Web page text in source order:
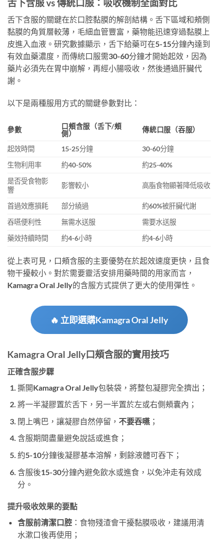
舌下含服 vs 傳統口服：吸收機制全面對比
舌下含服的關鍵在於口腔黏膜的解剖結構。舌下區域和頰側
黏膜的角質層較薄，毛細血管豐富，藥物能迅速穿過黏膜上
皮進入血液。研究數據顯示，舌下給藥可在5-15分鐘內達到
有效血藥濃度，而傳統口服需30-60分鐘才開始起效，因為
藥片必須先在胃中崩解，再經小腸吸收，然後通過肝臟代
謝。
以下是兩種服用方式的關鍵參數對比：
參數
口頰含服（舌下/頰
側）
傳統口服（吞服）
起效時間 15-25分鐘
30-60分鐘
生物利用率
約40-50%
約25-40%
是否受食物影
響
影響較小 高脂食物顯著降低吸收
首過效應損耗 部分繞過
約60%被肝臟代謝
吞嚥便利性
無需水送服
需要水送服
藥效持續時間
約4-6小時 約4-6小時
從上表可見，口頰含服的主要優勢在於起效速度更快，且食
物干擾較小。對於需要靈活安排用藥時間的用家而言，
Kamagra Oral Jelly的含服方式提供了更大的使用彈性。
🔥 立即選購Kamagra Oral Jelly
Kamagra Oral Jelly口頰含服的實用技巧
正確含服步驟
撕開Kamagra Oral Jelly包裝袋，將整包凝膠完全擠出；
將一半凝膠置於舌下，另一半置於左或右側頰囊內；
閉上嘴巴，讓凝膠自然停留， 不要吞嚥；
含服期間盡量避免說話或進食；
約5-10分鐘後凝膠基本溶解，剩餘液體可吞下；
含服後15-30分鐘內避免飲水或進食，以免沖走有效成
分。
提升吸收效果的要點
含服前清潔口腔：食物殘渣會干擾黏膜吸收，建議用清
水漱口後再使用；